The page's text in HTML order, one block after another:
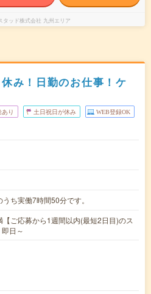
タッド株式会社 九州エリア
み！日勤のお仕事！ケ
り 土日祝日が休み WEB登録OK
ち実働7時間50分です。
ご応募から1週間以内(最短2日目)のス
日～